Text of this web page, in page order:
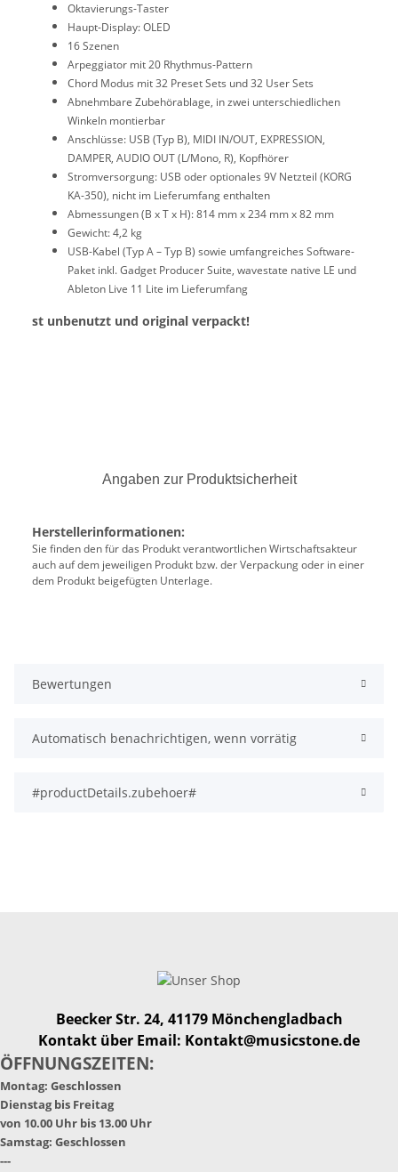
Oktavierungs-Taster
Haupt-Display: OLED
16 Szenen
Arpeggiator mit 20 Rhythmus-Pattern
Chord Modus mit 32 Preset Sets und 32 User Sets
Abnehmbare Zubehörablage, in zwei unterschiedlichen
Winkeln montierbar
Anschlüsse: USB (Typ B), MIDI IN/OUT, EXPRESSION,
DAMPER, AUDIO OUT (L/Mono, R), Kopfhörer
Stromversorgung: USB oder optionales 9V Netzteil (KORG
KA-350), nicht im Lieferumfang enthalten
Abmessungen (B x T x H): 814 mm x 234 mm x 82 mm
Gewicht: 4,2 kg
USB-Kabel (Typ A – Typ B) sowie umfangreiches Software-
Paket inkl. Gadget Producer Suite, wavestate native LE und
Ableton Live 11 Lite im Lieferumfang
st unbenutzt und original verpackt!
Angaben zur Produktsicherheit
Herstellerinformationen:
Sie finden den für das Produkt verantwortlichen Wirtschaftsakteur
auch auf dem jeweiligen Produkt bzw. der Verpackung oder in einer
dem Produkt beigefügten Unterlage.
Bewertungen
Automatisch benachrichtigen, wenn vorrätig
#productDetails.zubehoer#
Beecker Str. 24, 41179 Mönchengladbach
Kontakt über Email: Kontakt@musicstone.de
ÖFFNUNGSZEITEN:
Montag: Geschlossen
Dienstag bis Freitag
von 10.00 Uhr bis 13.00 Uhr
Samstag: Geschlossen
---